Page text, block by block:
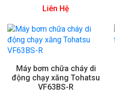
Liên Hệ
Máy bơm chữa cháy di
động chạy xăng Tohatsu
VF63BS-R